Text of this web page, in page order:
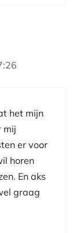
het mijn
mij
er voor
horen
En aks
graag